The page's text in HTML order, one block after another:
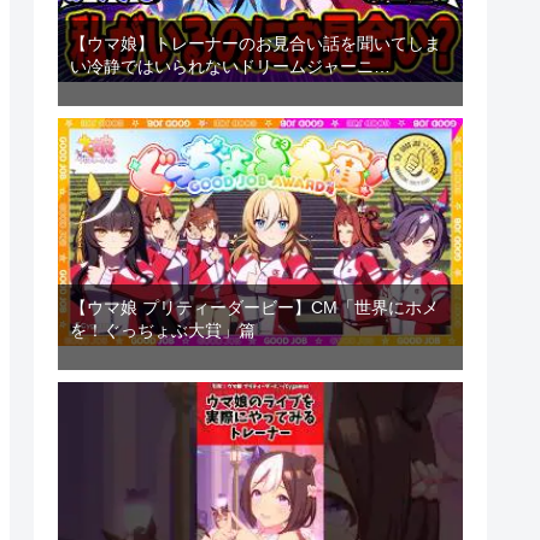
【ウマ娘】トレーナーのお見合い話を聞いてしま
い冷静ではいられないドリームジャーニ…
【ウマ娘 プリティーダービー】CM「世界にホメ
を！ぐっぢょぶ大賞」篇